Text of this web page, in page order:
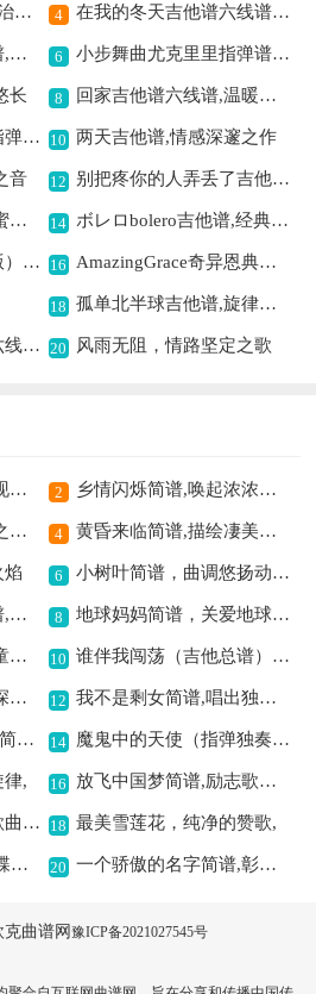
起风了吉他谱六线谱, 治愈系青春之歌 4 在我的冬天吉他谱六线谱,冬日情感的寄托
一个人睡吉他谱六线谱,感受孤独意境 6 小步舞曲尤克里里指弹谱,节奏轻快显优雅
长 8 回家吉他谱六线谱,温暖治愈之旋律
梁祝协奏曲尤克里里指弹谱,演绎经典爱情意境 10 两天吉他谱,情感深邃之作
音 12 别把疼你的人弄丢了吉他谱六线谱,珍惜身边疼爱之人
东西吉他谱六线谱,甜蜜情歌的演绎 14 ボレロbolero吉他谱,经典旋律之韵
笑忘书（张敬轩演唱版）吉他谱六线谱,唱出洒脱心境 16 AmazingGrace奇异恩典（尤克里里指弹谱）吉他谱六线谱,圣洁旋律抚慰心灵
18 孤单北半球吉他谱,旋律温暖治愈
爱上网上的你吉他谱六线谱,网络恋歌的写照 20 风雨无阻，情路坚定之歌
家在卢沟桥畔简谱,展现家乡情怀 2 乡情闪烁简谱,唤起浓浓乡情
求解爱情简谱,探寻爱之答案 4 黄昏来临简谱,描绘凄美意境
焰 6 小树叶简谱，曲调悠扬动人,
一言难尽吉他谱六线谱,唱出复杂情感 8 地球妈妈简谱，关爱地球之歌
失落的童话简谱,凄美童话意境展现 10 谁伴我闯荡（吉他总谱）吉他谱六线谱,唱出孤独闯荡情
战友情歌曲简谱,诠释深厚情谊 12 我不是剩女简谱,唱出独立态度
[印度尼西亚]鹦鹉儿歌简谱,充满童趣的印尼儿歌 14 魔鬼中的天使（指弹独奏）吉他谱六线谱,诠释爱之挣扎与倔强
律, 16 放飞中国梦简谱,励志歌曲引共鸣
《三字经—有连山》歌曲简谱,展现经典文化魅力 18 最美雪莲花，纯净的赞歌,
堂堂总督官高爵显(蝴蝶杯田云山唱段)简谱京剧,尽显总督威严气势 20 一个骄傲的名字简谱,彰显荣耀之意
克曲谱网 豫ICP备2021027545号